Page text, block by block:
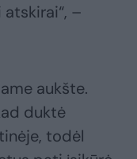
–
aukšte.
duktė
todėl